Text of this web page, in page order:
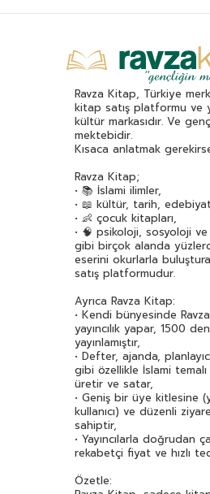
Ravza Kitap, Türkiye
kitap satış platformu ve
kültür markasıdır. Ve
mektebidir.
Kısaca anlatmak
Ravza Kitap;
• 📚 İslami ilimler,
• 📖 kültür, tarih,
• 👶 çocuk kitapları,
• 🧠 psikoloji, sosyoloji
gibi birçok alanda
eserini okurlarla
satış platformudur.
Ayrıca Ravza Kitap:
• Kendi bünyesinde Ravza
yayıncılık yapar, 1500
yayınlamıştır,
• Defter, ajanda,
gibi özellikle İslami
üretir ve satar,
• Geniş bir üye kitlesine
kullanıcı) ve düzenli
sahiptir,
• Yayıncılarla doğrudan
rekabetçi fiyat ve hızlı
Özetle: